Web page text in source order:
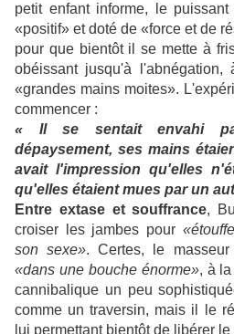
petit enfant informe, le
«positif» et doté de «force et de
pour que bientôt il se mette à
obéissant jusqu'à
«grandes mains moites».
commencer :
« Il se sentait envahi
dépaysement, ses mains
avait l'impression qu'elles
qu'elles étaient mues par un
Entre extase et souffrance,
croiser les jambes pour
son sexe». Certes, le
«dans une bouche énorme», à la
cannibalique un peu
comme un traversin, mais il le
lui permettant bientôt de libérer le